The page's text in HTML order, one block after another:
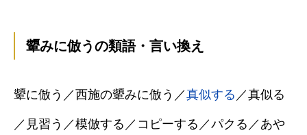
顰みに倣うの類語・言い換え
顰に倣う／西施の顰みに倣う／真似する ／真似る
／見習う／模倣する／コピーする／パクる／あや